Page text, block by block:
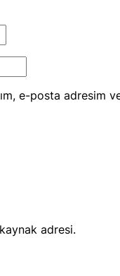
e-posta adresim
adresi.